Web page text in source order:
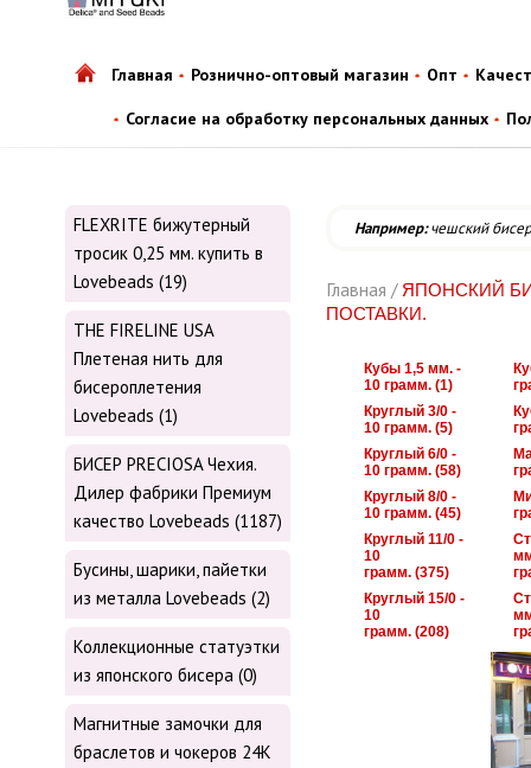
Главная Рознично-оптовый магазин Опт
Согласие на обработку персональных данных
FLEXRITE бижутерный
тросик 0,25 мм. купить в
Lovebeads (19)
THE FIRELINE USA
Плетеная нить для
бисероплетения
Lovebeads (1)
БИСЕР PRECIOSA Чехия.
Дилер фабрики Премиум
качество Lovebeads (1187)
Бусины, шарики, пайетки
из металла Lovebeads (2)
Коллекционные статуэтки
из японского бисера (0)
Магнитные замочки для
браслетов и чокеров 24К
Например:чешский бисер
Главная / ЯПОНСКИЙ
ПОСТАВКИ.
Кубы 1,5 мм. -
10 грамм. (1)
Круглый 3/0 -
10 грамм. (5)
Круглый 6/0 -
10 грамм. (58)
Круглый 8/0 -
10 грамм. (45)
Круглый 11/0 -
10
грамм. (375)
Круглый 15/0 -
10
грамм. (208)